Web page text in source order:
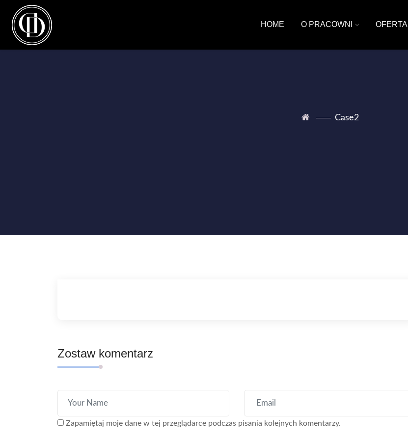
HOME O PRACOWNI OFERTA
Case2
Zostaw komentarz
Zapamiętaj moje dane w tej przeglądarce podczas pisania kolejnych komentarzy.